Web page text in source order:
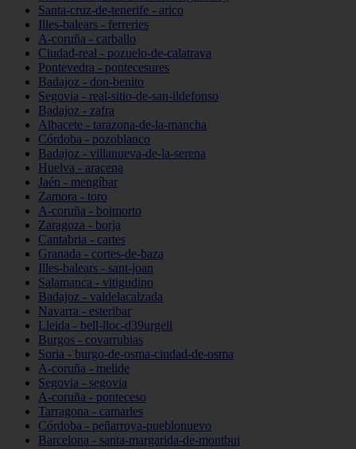
Santa-cruz-de-tenerife - arico
Illes-balears - ferreries
A-coruña - carballo
Ciudad-real - pozuelo-de-calatrava
Pontevedra - pontecesures
Badajoz - don-benito
Segovia - real-sitio-de-san-ildefonso
Badajoz - zafra
Albacete - tarazona-de-la-mancha
Córdoba - pozoblanco
Badajoz - villanueva-de-la-serena
Huelva - aracena
Jaén - mengíbar
Zamora - toro
A-coruña - boimorto
Zaragoza - borja
Cantabria - cartes
Granada - cortes-de-baza
Illes-balears - sant-joan
Salamanca - vitigudino
Badajoz - valdelacalzada
Navarra - esteribar
Lleida - bell-lloc-d39urgell
Burgos - covarrubias
Soria - burgo-de-osma-ciudad-de-osma
A-coruña - melide
Segovia - segovia
A-coruña - ponteceso
Tarragona - camarles
Córdoba - peñarroya-pueblonuevo
Barcelona - santa-margarida-de-montbui